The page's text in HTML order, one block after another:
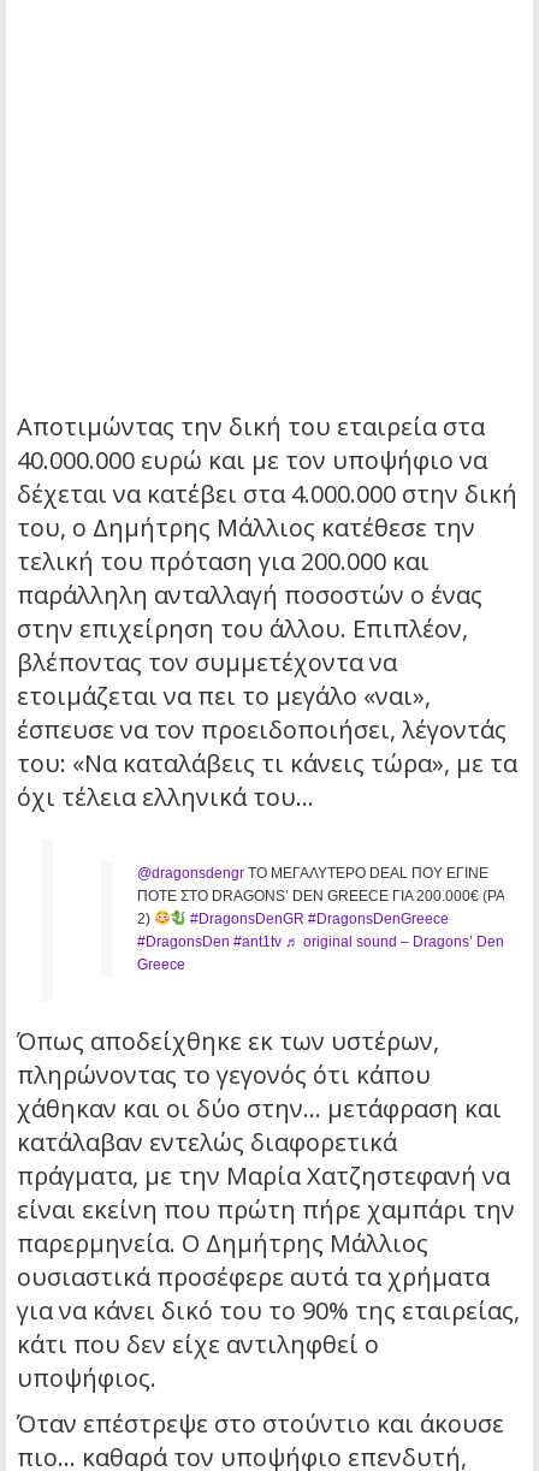
Αποτιμώντας την δική του εταιρεία στα
40.000.000 ευρώ και με τον υποψήφιο να
δέχεται να κατέβει στα 4.000.000 στην δική
του, ο Δημήτρης Μάλλιος κατέθεσε την
τελική του πρόταση για 200.000 και
παράλληλη ανταλλαγή ποσοστών ο ένας
στην επιχείρηση του άλλου. Επιπλέον,
βλέποντας τον συμμετέχοντα να
ετοιμάζεται να πει το μεγάλο «ναι»,
έσπευσε να τον προειδοποιήσει, λέγοντάς
του: «Να καταλάβεις τι κάνεις τώρα», με τα
όχι τέλεια ελληνικά του…
@dragonsdengr ΤΟ ΜΕΓΑΛΥΤΕΡΟ DEAL ΠΟΥ ΕΓΙΝΕ
ΠΟΤΕ ΣΤΟ DRAGONS’ DEN GREECE ΓΙΑ 200.000€ (PART
2)
#DragonsDenGR #DragonsDenGreece
#DragonsDen #ant1tv ♬ original sound – Dragons’ Den
Greece
Όπως αποδείχθηκε εκ των υστέρων,
πληρώνοντας το γεγονός ότι κάπου
χάθηκαν και οι δύο στην… μετάφραση και
κατάλαβαν εντελώς διαφορετικά
πράγματα, με την Μαρία Χατζηστεφανή να
είναι εκείνη που πρώτη πήρε χαμπάρι την
παρερμηνεία. Ο Δημήτρης Μάλλιος
ουσιαστικά προσέφερε αυτά τα χρήματα
για να κάνει δικό του το 90% της εταιρείας,
κάτι που δεν είχε αντιληφθεί ο
υποψήφιος.
Όταν επέστρεψε στο στούντιο και άκουσε
πιο… καθαρά τον υποψήφιο επενδυτή,